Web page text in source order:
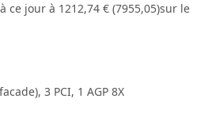
ce jour à 1212,74 € (7955,05)sur le
3 PCI, 1 AGP 8X